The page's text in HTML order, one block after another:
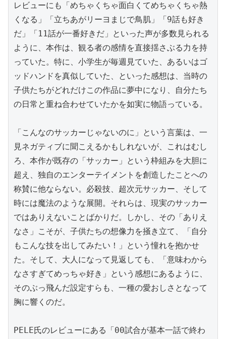
レビューにも「めちゃくちゃ面白くてめちゃくちゃ熱
くなる」「立ちあがリーヨまじで鳥肌」「9話も好き
だ」「11話が一番好きだ」といった声が多数見られる
ように、本作は、観る者の感情を直接揺さぶる力を持
っていた。特に、小学生が毎週見ていた、あるいはゴ
ッドハンドを真似していた、といった感想は、当時の
子供たちがどれだけこの作品に夢中になり、自分たち
の日常と重ね合わせていたかを如実に物語っている。
「こんなのサッカーじゃないのに」という言葉は、一
見ネガティブに聞こえるかもしれないが、これはむし
ろ、本作が既存の「サッカー」という枠組みを大胆に
超え、独自のエンターテイメントを創造したことへの
称賛に他ならない。必殺技、超次元サッカー、そして
時には魔法のような展開。それらは、現実のサッカー
ではありえないことばかりだ。しかし、その「ありえ
なさ」こそが、子供たちの想像力を掻き立て、「自分
もこんな技を出してみたい！」という憧れを抱かせ
た。そして、大人になって見返しても、「意味わから
なさすぎてめっちゃ好き」という感想にあるように、
そのぶっ飛んだ設定すらも、一種の愛おしさとなって
胸に響くのだ。
PELE氏のレビューにある「00試合が基本一話で終わ